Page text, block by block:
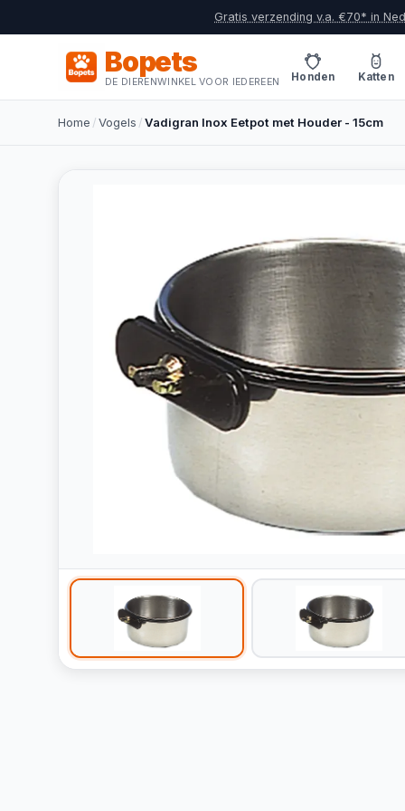
Gratis verzending v.a. €70* in
Bopets
DE DIERENWINKEL VOOR IEDEREEN Honden Katten
Home /Vogels /Vadigran Inox Eetpot met Houder - 15cm